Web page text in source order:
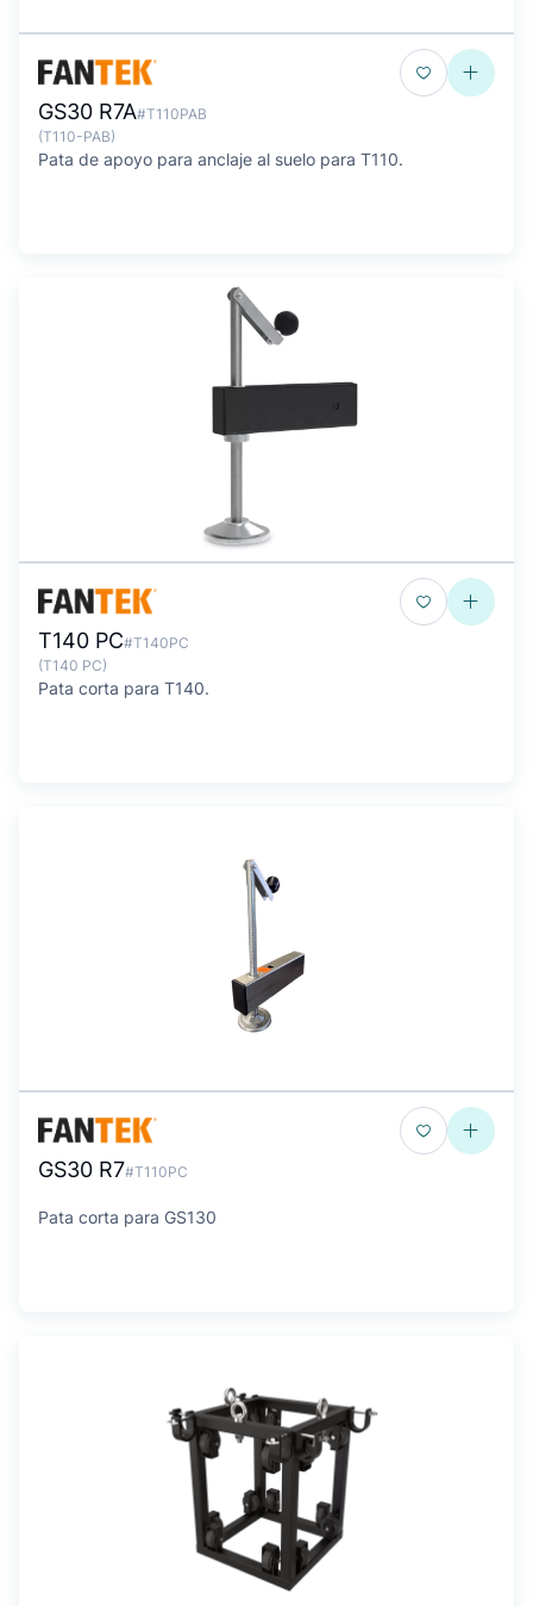
GS30 R7A#T110PAB
(T110-PAB)
Pata de apoyo para anclaje al suelo para T110.
T140 PC#T140PC
(T140 PC)
Pata corta para T140.
GS30 R7#T110PC
Pata corta para GS130